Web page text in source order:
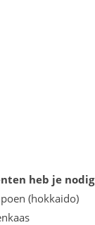
heb je nodig
(hokkaido)